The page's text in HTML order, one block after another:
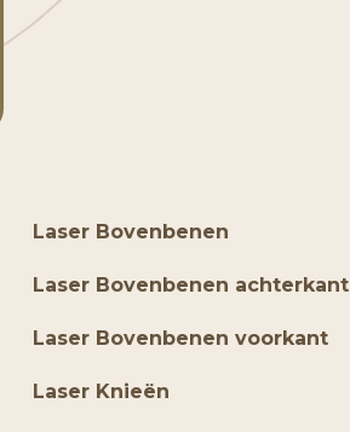
Laser Bovenbenen
Laser Bovenbenen achterkant
Laser Bovenbenen voorkant
Laser Knieën